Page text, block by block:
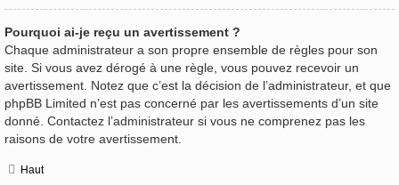
Pourquoi ai-je reçu un avertissement ?
Chaque administrateur a son propre ensemble de règles pour son
site. Si vous avez dérogé à une règle, vous pouvez recevoir un
avertissement. Notez que c’est la décision de l’administrateur, et que
phpBB Limited n’est pas concerné par les avertissements d’un site
donné. Contactez l’administrateur si vous ne comprenez pas les
raisons de votre avertissement.
Haut